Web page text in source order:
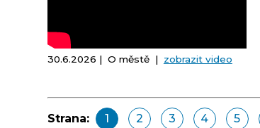
30.6.2026 | O městě | zobrazit video
Strana: 1 2 3 4 5